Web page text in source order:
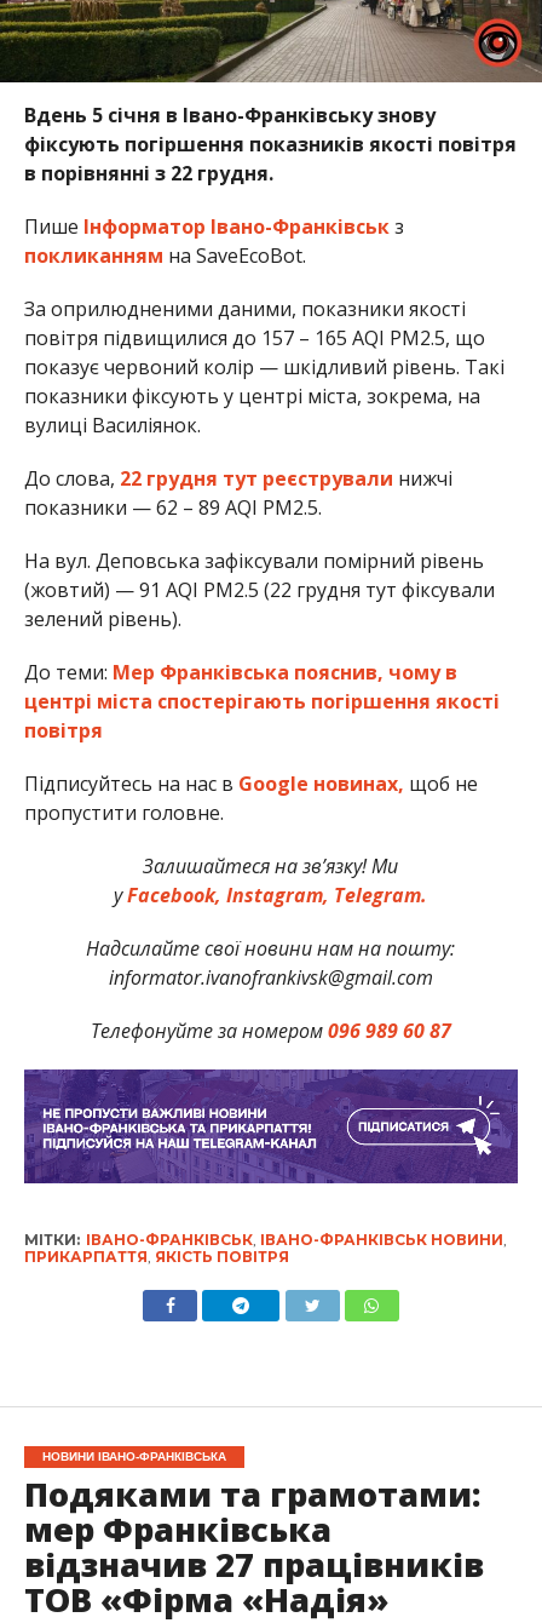
Вдень 5 січня в Івано-Франківську знову
фіксують погіршення показників якості повітря
в порівнянні з 22 грудня.
Пише Інформатор Івано-Франківськз
покликанням на SaveEcoBot.
За оприлюдненими даними, показники якості
повітря підвищилися до 157 – 165 AQI PM2.5, що
показує червоний колір — шкідливий рівень. Такі
показники фіксують у центрі міста, зокрема, на
вулиці Василіянок.
До слова, 22 грудня тут реєстрували нижчі
показники — 62 – 89 AQI PM2.5.
На вул. Деповська зафіксували помірний рівень
(жовтий) — 91 AQI PM2.5 (22 грудня тут фіксували
зелений рівень).
До теми: Мер Франківська пояснив, чому в
центрі міста спостерігають погіршення якості
повітря
Підписуйтесь на нас в Google новинах, щоб не
пропустити головне.
Залишайтеся на зв’язку! Ми
уFacebook, Instagram, Telegram.
Надсилайте свої новини нам на пошту:
informator.ivanofrankivsk@gmail.com
Телефонуйте за номером096 989 60 87
МІТКИ: ІВАНО-ФРАНКІВСЬК, ІВАНО-ФРАНКІВСЬК НОВИНИ
ПРИКАРПАТТЯ ЯКІСТЬ ПОВІТРЯ
НОВИНИ ІВАНО-ФРАНКІВСЬКА
Подяками та грамотами:
мер Франківська
відзначив 27 працівників
ТОВ «Фірма «Надія»